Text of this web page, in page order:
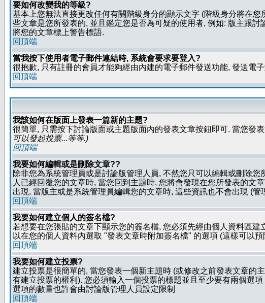
要如何改變我的等級?
基本上您無法直接更改任何有關階級身分的顯示文字 (階級身分將在
些文章是您所發表的, 並且鑑定您是否為可疑的使用者, 例如: 版主跟
將您的文章標上警告標語.
回頂端
當我按下使用者電子郵件連結時, 系統會要求要登入?
很抱歉, 只有註冊的會員才能夠經由內建的電子郵件發送功能, 發送電
回頂端
我該如何在版面上發表一篇新的主題?
很簡單, 只需按下討論版面或主題版面內的發表文章按鈕即可. 當您發
可以發起投票...等等.)
回頂端
我要如何編輯或是刪除文章??
除非您為系統管理員或是討論版管理人員, 不然您只可以編輯或刪除
人已經回覆您的文章時, 當您回到主題時, 您將會發現在您所發表的文
出現, 當版主或是系統管理員編輯您的文章時, 這些資訊也不會出現 (
回頂端
我要如何建立個人的簽名檔?
若想要在您張貼的文章下顯示您的簽名檔, 您必須先經由個人資料區
以在您的個人資料內選取 "發表文章時附加簽名檔" 的選項 (這樣可以
回頂端
我要如何建立投票?
建立投票是很簡單的, 當您發表一個新主題時 (或修改之前發表文章的
有建立投票的權利). 您必須輸入一個投票的標題並且至少要有兩個選
選項的數量也許會由討論版管理人員設定限制
回頂端